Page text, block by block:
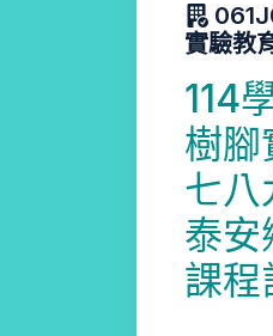
實驗教
114
樹腳
七八
泰安
課程